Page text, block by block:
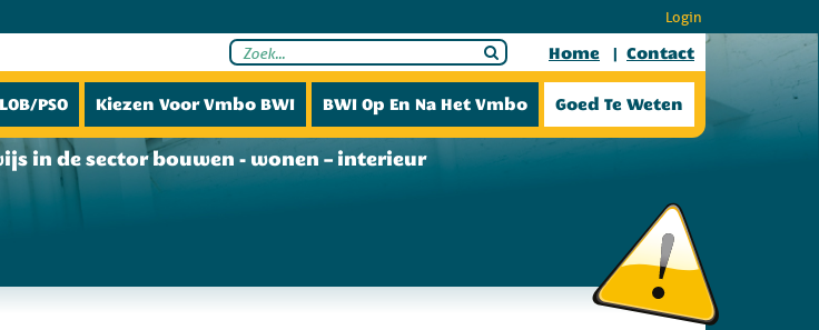
Login
Home Contact
LOB/PSO Kiezen Voor Vmbo BWI BWI Op En Na Het Vmbo Goed Te Weten
in de sector bouwen - wonen – interieur